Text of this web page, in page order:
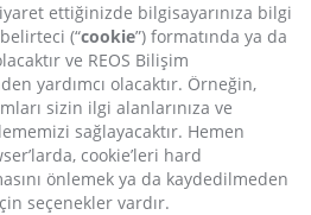
ettiğinizde bilgisayarınıza bilgi
(“cookie”) formatında ya da
ve REOS Bilişim
yardımcı olacaktır. Örneğin,
sizin ilgi alanlarınıza ve
sağlayacaktır. Hemen
cookie’leri hard
önlemek ya da kaydedilmeden
seçenekler vardır.